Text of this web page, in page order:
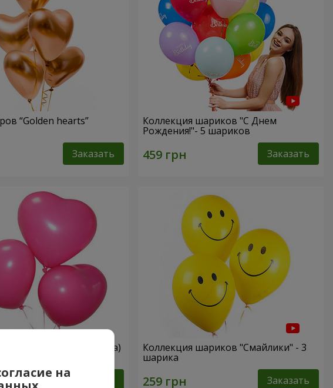
“Golden hearts”
Заказать
Коллекция шариков "С Днем
Рождения!"- 5 шариков
Заказать
(розовые сердца) Коллекция шариков "Смайлики" - 3
шарика
Заказать
на